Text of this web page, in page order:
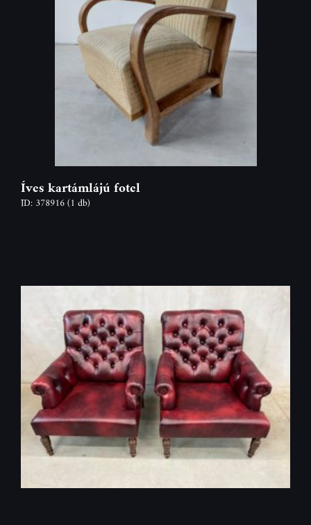
Íves kartámlájú fotel
ID: 378916(1 db)